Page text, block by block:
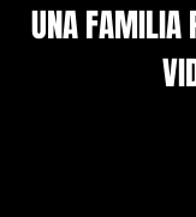
UNA FAMILIA